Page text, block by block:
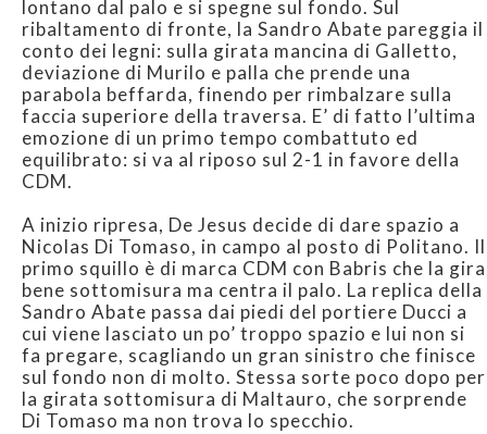
lontano dal palo e si spegne sul fondo. Sul
ribaltamento di fronte, la Sandro Abate pareggia il
conto dei legni: sulla girata mancina di Galletto,
deviazione di Murilo e palla che prende una
parabola beffarda, finendo per rimbalzare sulla
faccia superiore della traversa. E’ di fatto l’ultima
emozione di un primo tempo combattuto ed
equilibrato: si va al riposo sul 2-1 in favore della
CDM.
A inizio ripresa, De Jesus decide di dare spazio a
Nicolas Di Tomaso, in campo al posto di Politano. Il
primo squillo è di marca CDM con Babris che la gira
bene sottomisura ma centra il palo. La replica della
Sandro Abate passa dai piedi del portiere Ducci a
cui viene lasciato un po’ troppo spazio e lui non si
fa pregare, scagliando un gran sinistro che finisce
sul fondo non di molto. Stessa sorte poco dopo per
la girata sottomisura di Maltauro, che sorprende
Di Tomaso ma non trova lo specchio.